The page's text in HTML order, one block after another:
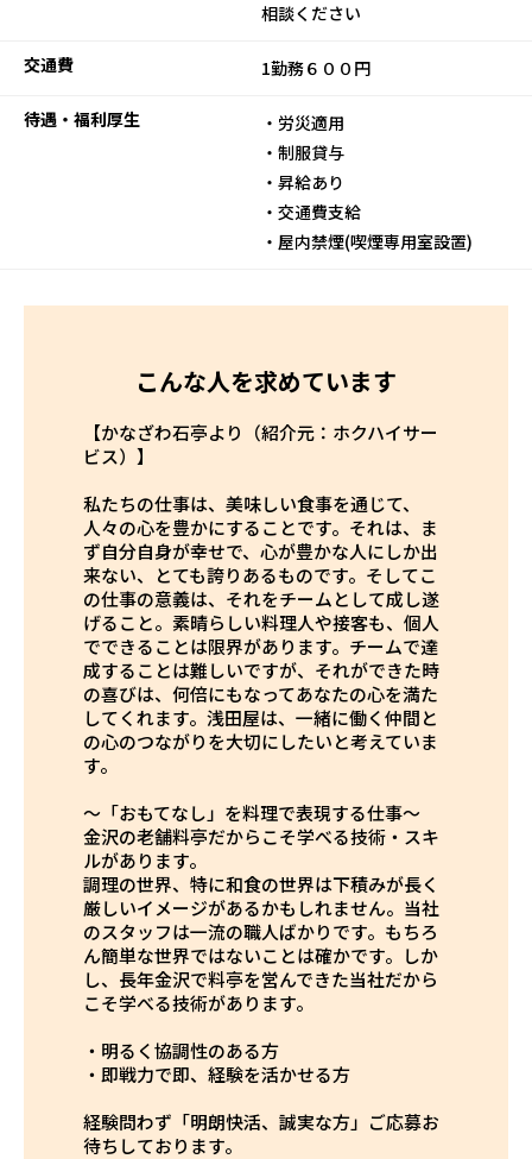
相談ください
交通費 1勤務６００円
待遇・福利厚生
・労災適用
・制服貸与
・昇給あり
・交通費支給
・屋内禁煙(喫煙専用室設置)
こんな人を求めています
【かなざわ石亭より（紹介元：ホクハイサー
ビス）】
私たちの仕事は、美味しい食事を通じて、
人々の心を豊かにすることです。それは、ま
ず自分自身が幸せで、心が豊かな人にしか出
来ない、とても誇りあるものです。そしてこ
の仕事の意義は、それをチームとして成し遂
げること。素晴らしい料理人や接客も、個人
でできることは限界があります。チームで達
成することは難しいですが、それができた時
の喜びは、何倍にもなってあなたの心を満た
してくれます。浅田屋は、一緒に働く仲間と
の心のつながりを大切にしたいと考えていま
す。
～「おもてなし」を料理で表現する仕事～
金沢の老舗料亭だからこそ学べる技術・スキ
ルがあります。
調理の世界、特に和食の世界は下積みが長く
厳しいイメージがあるかもしれません。当社
のスタッフは一流の職人ばかりです。もちろ
ん簡単な世界ではないことは確かです。しか
し、長年金沢で料亭を営んできた当社だから
こそ学べる技術があります。
・明るく協調性のある方
・即戦力で即、経験を活かせる方
経験問わず「明朗快活、誠実な方」ご応募お
待ちしております。